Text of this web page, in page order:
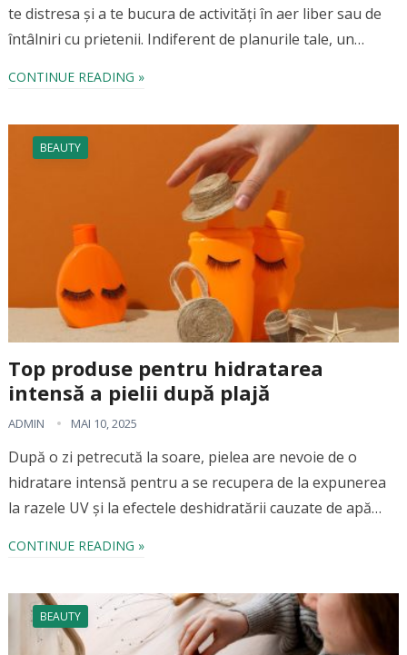
te distresa și a te bucura de activități în aer liber sau de
întâlniri cu prietenii. Indiferent de planurile tale, un…
CONTINUE READING »
BEAUTY
Top produse pentru hidratarea
intensă a pielii după plajă
ADMIN MAI 10, 2025
După o zi petrecută la soare, pielea are nevoie de o
hidratare intensă pentru a se recupera de la expunerea
la razele UV și la efectele deshidratării cauzate de apă…
CONTINUE READING »
BEAUTY